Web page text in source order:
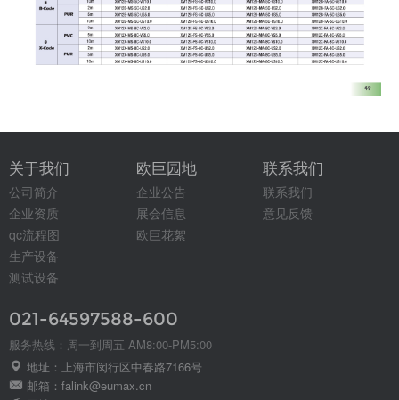
关于我们
公司简介
企业资质
qc流程图
生产设备
测试设备
欧巨园地
企业公告
展会信息
欧巨花絮
联系我们
联系我们
意见反馈
021-64597588-600
服务热线：周一到周五 AM8:00-PM5:00
地址：上海市闵行区中春路7166号
邮箱：falink@eumax.cn